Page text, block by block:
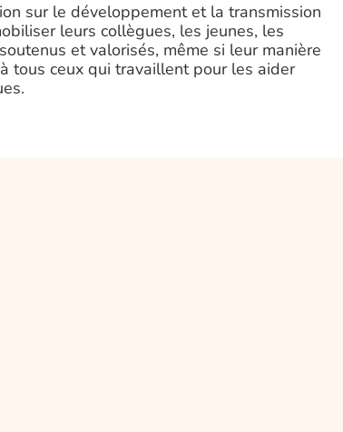
sur le développement et la transmission
leurs collègues, les jeunes, les
et valorisés, même si leur manière
tous ceux qui travaillent pour les aider